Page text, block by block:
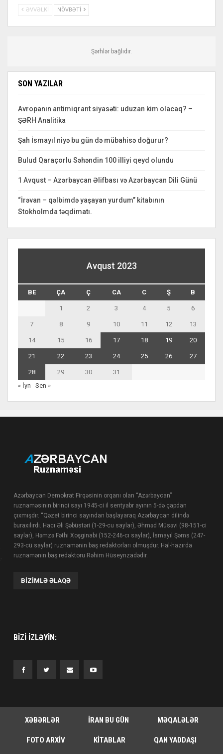
ƏVVƏLKI NÖVBƏTI
Şərhlər bağlıdır.
SON YAZILAR
Avropanın antimiqrant siyasəti: uduzan kim olacaq? –
ŞƏRH Analitika
Şah İsmayıl niyə bu gün də mübahisə doğurur?
Bulud Qaraçorlu Səhəndin 100 illiyi qeyd olundu
1 Avqust – Azərbaycan Əlifbası və Azərbaycan Dili Günü
“İrəvan – qəlbimdə yaşayan yurdum” kitabının
Stokholmda təqdimatı.
Avqust 2023
BE ÇA Ç CA C Ş B
1 2 3 4 5 6
7 8 9 10 11 12 13
14 15 16 17 18 19 20
21 22 23 24 25 26 27
28 29 30
31
« İyn
Sen »
Azərbaycan Demokrat Firqəsinin orqanı olan “Azərbaycan”
ruznaməsinin birinci sayı 1945-ci il sentyabr ayının 5-də çapdan
çıxmışdır. “Qəzet birinci sayından başlayaraq Azərbaycan dilində
buraxılırdı. Hacı Əli Şəbüstəri (1-29-cu saylar), Əhməd Müsəvi (98-151-ci
saylar), Həmzə Fəthi Xoşginabi (152-246-cı saylar), İsmayıl Şəms (247-
293-cü saylar) ruznamənin baş redaktorları olmuşdur. Hal-hazırda
ruznamənin baş redaktoru Rəhim Hüseynzadədir.
BIZIMLƏ ƏLAQƏ
BIZI IZLƏYIN:
XƏBƏRLƏR İRAN BU GÜN MƏQALƏLƏR
FOTO ARXIV KITABLAR QAN YADDAŞI